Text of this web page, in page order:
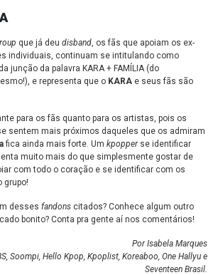
que já deu disband, os fãs que apoiam os ex-
individuais, continuam se intitulando como
junção da palavra KARA + FAMÍLIA (do
e representa que o KARA e seus fãs são
para os fãs quanto para os artistas, pois os
sentem mais próximos daqueles que os admiram
fica ainda mais forte. Um kpopperse identificar
muito mais do que simplesmente gostar de
com todo o coração e se identificar com os
grupo!
desses fandons citados? Conhece algum outro
bonito? Conta pra gente aí nos comentários!
Por Isabela Marques
Soompi, Hello Kpop, Kpoplist, Koreaboo, One Hallyu e
Seventeen Brasil.